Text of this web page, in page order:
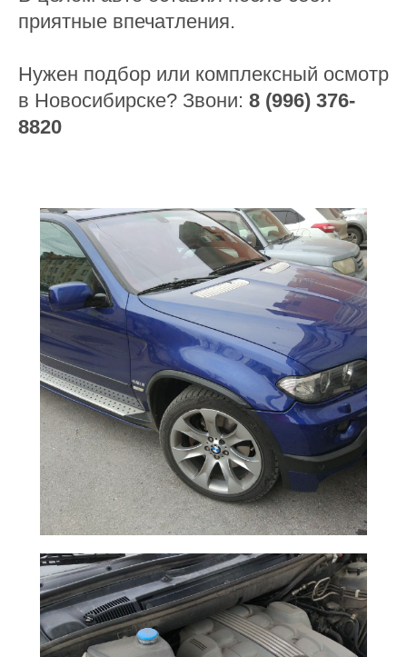
приятные впечатления.
Нужен подбор или комплексный осмотр
в Новосибирске? Звони: 8 (996) 376-
8820